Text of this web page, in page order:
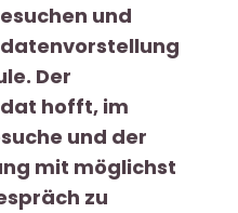
und
Der
hofft, im
und der
mit möglichst
zu